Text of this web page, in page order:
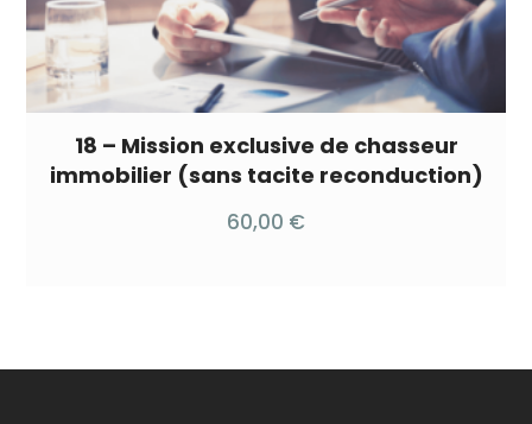
18 – Mission exclusive de chasseur
immobilier (sans tacite reconduction)
60,00 €